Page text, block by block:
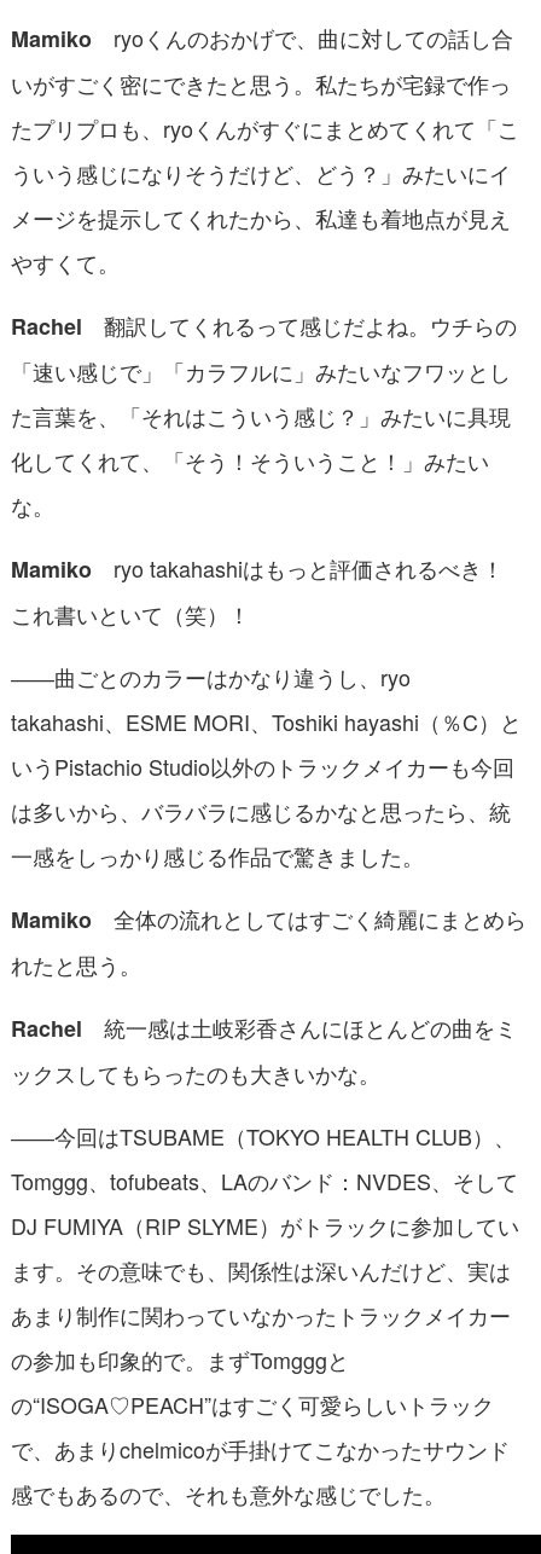
Mamikoryoくんのおかげで、曲に対しての話し合
いがすごく密にできたと思う。私たちが宅録で作っ
たプリプロも、ryoくんがすぐにまとめてくれて「こ
ういう感じになりそうだけど、どう？」みたいにイ
メージを提示してくれたから、私達も着地点が見え
やすくて。
Rachel 翻訳してくれるって感じだよね。ウチらの
「速い感じで」「カラフルに」みたいなフワッとし
た言葉を、「それはこういう感じ？」みたいに具現
化してくれて、「そう！そういうこと！」みたい
な。
Mamikoryo takahashiはもっと評価されるべき！
これ書いといて（笑）！
――曲ごとのカラーはかなり違うし、ryo
takahashi、ESME MORI、Toshiki hayashi（％C）と
いうPistachio Studio以外のトラックメイカーも今回
は多いから、バラバラに感じるかなと思ったら、統
一感をしっかり感じる作品で驚きました。
Mamiko全体の流れとしてはすごく綺麗にまとめら
れたと思う。
Rachel 統一感は土岐彩香さんにほとんどの曲をミ
ックスしてもらったのも大きいかな。
――今回はTSUBAME（TOKYO HEALTH CLUB）、
Tomggg、tofubeats、LAのバンド：NVDES、そして
DJ FUMIYA（RIP SLYME）がトラックに参加してい
ます。その意味でも、関係性は深いんだけど、実は
あまり制作に関わっていなかったトラックメイカー
の参加も印象的で。まずTomgggと
の“ISOGA♡PEACH”はすごく可愛らしいトラック
で、あまりchelmicoが手掛けてこなかったサウンド
感でもあるので、それも意外な感じでした。